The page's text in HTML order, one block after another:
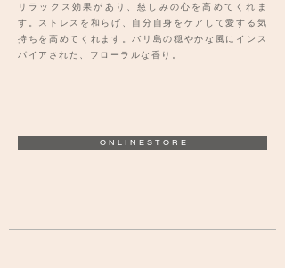
リラックス効果があり、慈しみの心を高めてくれま
す。ストレスを和らげ、自分自身をケアして愛する気
持ちを高めてくれます。バリ島の穏やかな風にインス
パイアされた、フローラルな香り。
O N L I N E S T O R E